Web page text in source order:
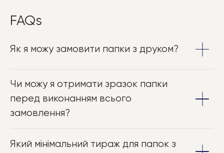
FAQs
Як я можу замовити папки з друком?
замовлення, включаючи розміри, тип друку та тираж.
Наша команда допоможе вибрати найкраще
рішення та підготує індивідуальну пропозицію.
Чи можу я отримати зразок папки
перед виконанням всього
замовлення?
друк, щоб ви могли побачити кінцевий результат
Який мінімальний тираж для папок з